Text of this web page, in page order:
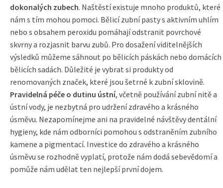
dokonalých zubech. Naštěstí existuje mnoho produktů, které
nám s tím mohou pomoci. Bělicí zubní pasty s aktivním uhlím
nebo s obsahem peroxidu pomáhají odstranit povrchové
skvrny a rozjasnit barvu zubů. Pro dosažení viditelnějších
výsledků můžeme sáhnout po bělicích páskách nebo domácích
bělicích sadách. Důležité je vybrat si produkty od
renomovaných značek, které jsou šetrné k zubní sklovině.
Pravidelná péče o dutinu ústní, včetně používání zubní nitě a
ústní vody, je nezbytná pro udržení zdravého a krásného
úsměvu. Nezapomínejme ani na pravidelné návštěvy dentální
hygieny, kde nám odborníci pomohou s odstraněním zubního
kamene a pigmentací. Investice do zdravého a krásného
úsměvu se rozhodně vyplatí, protože nám dodá sebevědomí a
pomůže nám udělat ten nejlepší první dojem.